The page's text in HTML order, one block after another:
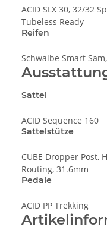
ACID SLX 30, 32/32
Tubeless Ready
Reifen
Schwalbe Smart
Sattel
ACID Sequence 160
Sattelstütze
CUBE Dropper Post,
Routing, 31.6mm
Pedale
ACID PP Trekking